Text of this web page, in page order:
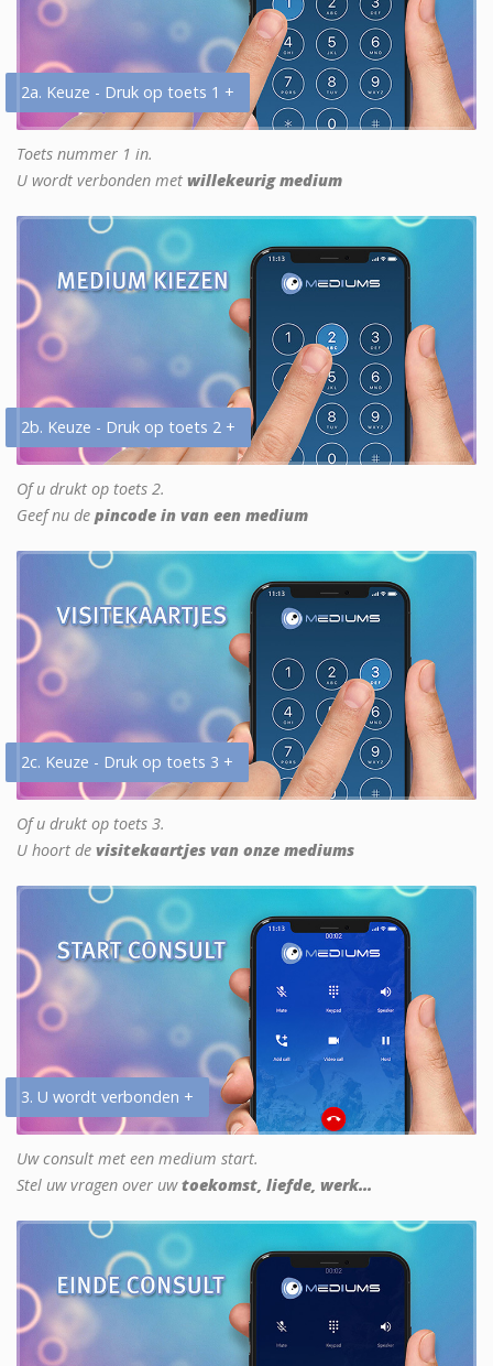
2a. Keuze - Druk op toets 1 +
Toets nummer 1 in.
U wordt verbonden met willekeurig medium
2b. Keuze - Druk op toets 2 +
Of u drukt op toets 2.
Geef nu de pincode in van een medium
2c. Keuze - Druk op toets 3 +
Of u drukt op toets 3.
U hoort de visitekaartjes van onze mediums
3. U wordt verbonden +
Uw consult met een medium start.
Stel uw vragen over uwtoekomst, liefde, werk...